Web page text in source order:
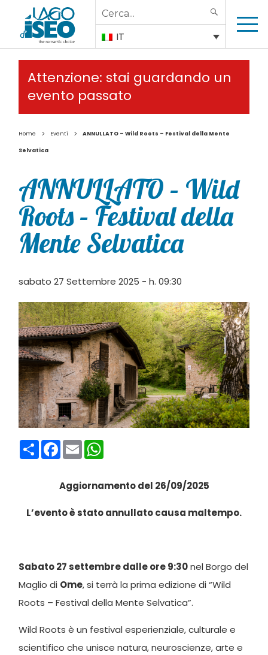
Search
for:
IT
Attenzione: stai guardando un
evento passato
Home > Eventi > ANNULLATO – Wild Roots – Festival della Mente
Selvatica
ANNULLATO – Wild
Roots – Festival della
Mente Selvatica
sabato 27 Settembre 2025 - h. 09:30
CondividiFacebook
Email
Aggiornamento del 26/09/2025
L’evento è stato annullato causa maltempo.
Sabato 27 settembre dalle ore 9:30nel Borgo del
Maglio di Ome, si terrà la prima edizione di “Wild
Roots – Festival della Mente Selvatica”.
Wild Roots è un festival esperienziale, culturale e
scientifico che unisce natura, neuroscienze, arte e